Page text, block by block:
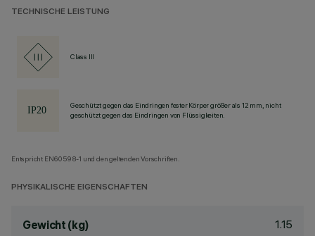
TECHNISCHE LEISTUNG
Class III
Geschützt gegen das Eindringen fester Körper größer als 12 mm, nicht
geschützt gegen das Eindringen von Flüssigkeiten.
Entspricht EN60598-1 und den geltenden Vorschriften.
PHYSIKALISCHE EIGENSCHAFTEN
Gewicht (kg) 1.15